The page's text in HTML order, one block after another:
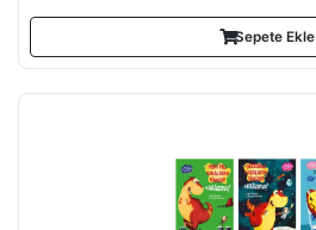
Sepete Ekle